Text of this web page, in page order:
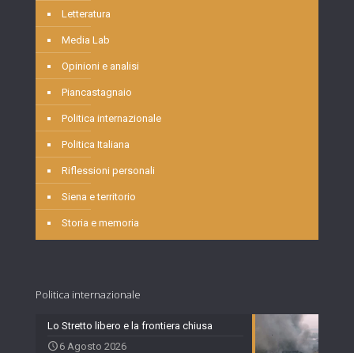
Letteratura
Media Lab
Opinioni e analisi
Piancastagnaio
Politica internazionale
Politica Italiana
Riflessioni personali
Siena e territorio
Storia e memoria
Politica internazionale
Lo Stretto libero e la frontiera chiusa
6 Agosto 2026